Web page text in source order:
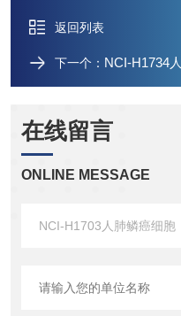
返回列表
下一个： NCI-H1734
在线留言
ONLINE MESSAGE